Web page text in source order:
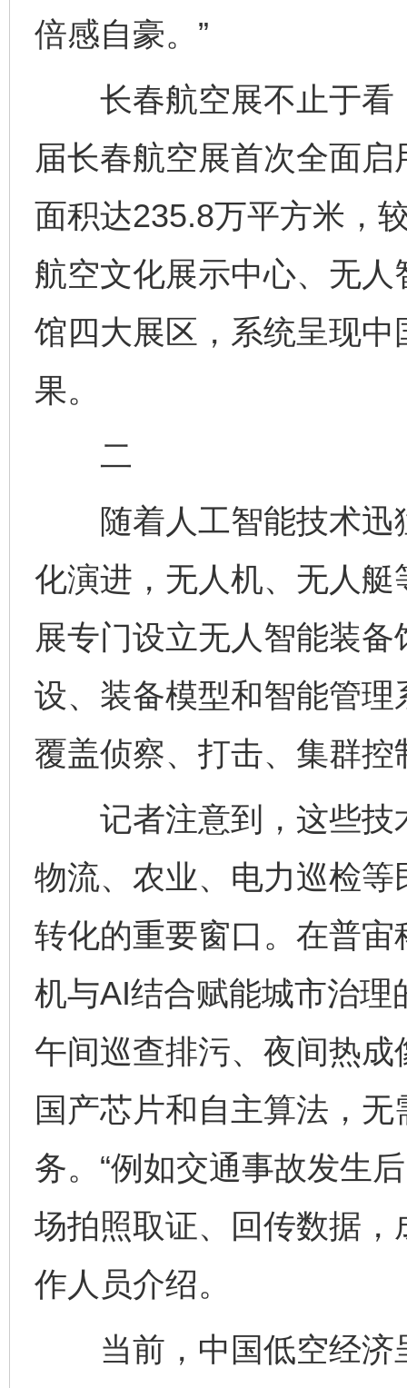
倍感自豪。”
长春航空展不止于看
届长春航空展首次全面
面积达235.8万平方米，
航空文化展示中心、无
馆四大展区，系统呈现
果。
二
随着人工智能技术迅
化演进，无人机、无人
展专门设立无人智能装
设、装备模型和智能管
覆盖侦察、打击、集群
记者注意到，这些技
物流、农业、电力巡检
转化的重要窗口。在普
机与AI结合赋能城市治
午间巡查排污、夜间热
国产芯片和自主算法，
务。“例如交通事故发生
场拍照取证、回传数据，
作人员介绍。
当前，中国低空经济